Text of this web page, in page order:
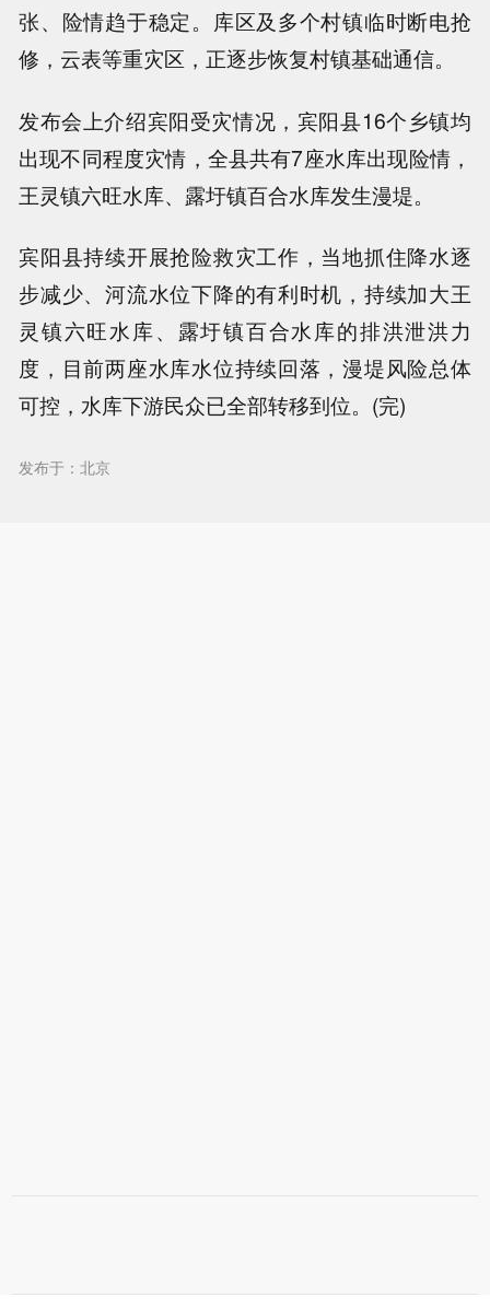
张、险情趋于稳定。库区及多个村镇临时断电抢
修，云表等重灾区，正逐步恢复村镇基础通信。
发布会上介绍宾阳受灾情况，宾阳县16个乡镇均
出现不同程度灾情，全县共有7座水库出现险情，
王灵镇六旺水库、露圩镇百合水库发生漫堤。
宾阳县持续开展抢险救灾工作，当地抓住降水逐
步减少、河流水位下降的有利时机，持续加大王
灵镇六旺水库、露圩镇百合水库的排洪泄洪力
度，目前两座水库水位持续回落，漫堤风险总体
可控，水库下游民众已全部转移到位。(完)
发布于：北京